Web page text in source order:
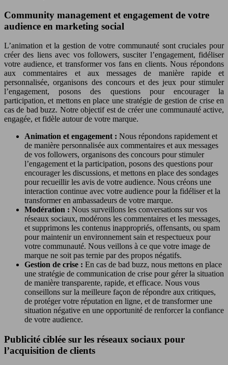
Community management et engagement de votre
audience en marketing social
L’animation et la gestion de votre communauté sont cruciales pour
créer des liens avec vos followers, susciter l’engagement, fidéliser
votre audience, et transformer vos fans en clients. Nous répondons
aux commentaires et aux messages de manière rapide et
personnalisée, organisons des concours et des jeux pour stimuler
l’engagement, posons des questions pour encourager la
participation, et mettons en place une stratégie de gestion de crise en
cas de bad buzz. Notre objectif est de créer une communauté active,
engagée, et fidèle autour de votre marque.
Animation et engagement : Nous répondons rapidement et
de manière personnalisée aux commentaires et aux messages
de vos followers, organisons des concours pour stimuler
l’engagement et la participation, posons des questions pour
encourager les discussions, et mettons en place des sondages
pour recueillir les avis de votre audience. Nous créons une
interaction continue avec votre audience pour la fidéliser et la
transformer en ambassadeurs de votre marque.
Modération : Nous surveillons les conversations sur vos
réseaux sociaux, modérons les commentaires et les messages,
et supprimons les contenus inappropriés, offensants, ou spam
pour maintenir un environnement sain et respectueux pour
votre communauté. Nous veillons à ce que votre image de
marque ne soit pas ternie par des propos négatifs.
Gestion de crise : En cas de bad buzz, nous mettons en place
une stratégie de communication de crise pour gérer la situation
de manière transparente, rapide, et efficace. Nous vous
conseillons sur la meilleure façon de répondre aux critiques,
de protéger votre réputation en ligne, et de transformer une
situation négative en une opportunité de renforcer la confiance
de votre audience.
Publicité ciblée sur les réseaux sociaux pour
l’acquisition de clients